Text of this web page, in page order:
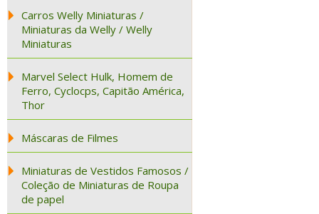
Carros Welly Miniaturas /
Miniaturas da Welly / Welly
Miniaturas
Marvel Select Hulk, Homem de
Ferro, Cyclocps, Capitão América,
Thor
Máscaras de Filmes
Miniaturas de Vestidos Famosos /
Coleção de Miniaturas de Roupa
de papel